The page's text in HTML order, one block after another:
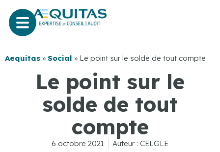
Aequitas » Social » Le point sur le solde de tout compte
Le point sur le
solde de tout
compte
6 octobre 2021 Auteur : CELGLE